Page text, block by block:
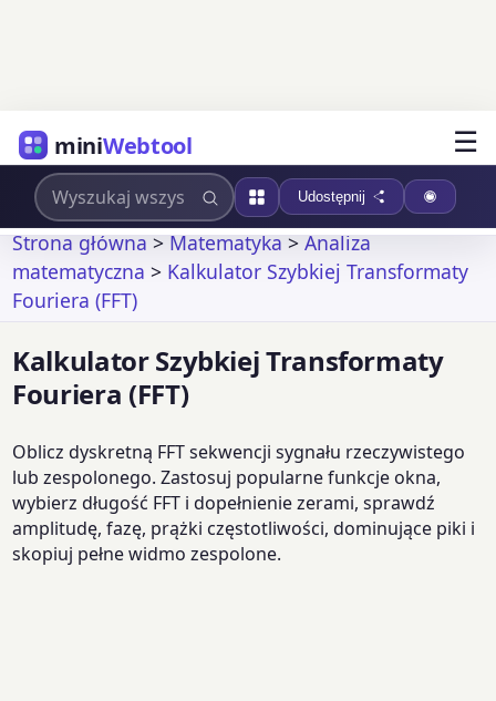
miniWebtool ☰
Udostępnij
Strona główna>Matematyka>Analiza
matematyczna > Kalkulator Szybkiej Transformaty
Fouriera (FFT)
Kalkulator Szybkiej Transformaty
Fouriera (FFT)
Oblicz dyskretną FFT sekwencji sygnału rzeczywistego
lub zespolonego. Zastosuj popularne funkcje okna,
wybierz długość FFT i dopełnienie zerami, sprawdź
amplitudę, fazę, prążki częstotliwości, dominujące piki i
skopiuj pełne widmo zespolone.